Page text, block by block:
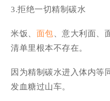
3.拒绝一切精制碳水
米饭、 面包 、意大利面、
清单里根本不存在。
因为精制碳水进入体内等
发血糖过山车。